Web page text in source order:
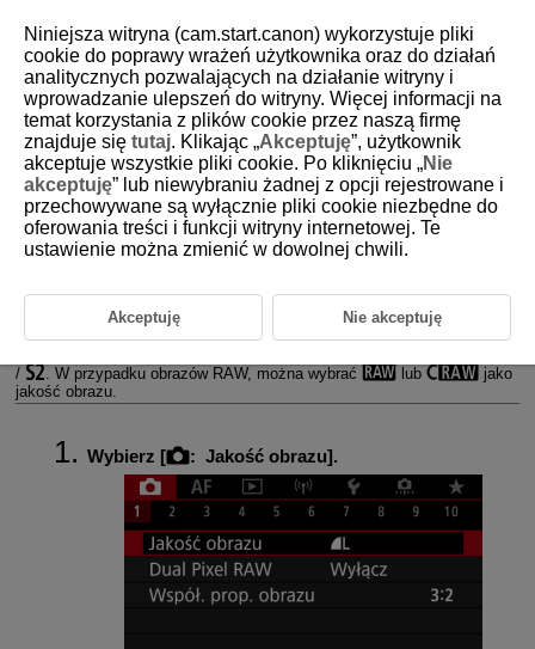
D180-054
Jakość obrazu
Obrazy RAW
Przewodnik po ustawieniach jakości obrazów
Maksymalna liczba zdjęć seryjnych
Użytkownik może określić liczbę pikseli i jakość obrazu. Opcje jakości
/
. W przypadku obrazów RAW, można wybrać lub
jako
jakość obrazu.
Wybierz [ : Jakość obrazu].
Niniejsza witryna (cam.start.canon) wykorzystuje pliki
cookie do poprawy wrażeń użytkownika oraz do działań
analitycznych pozwalających na działanie witryny i
wprowadzanie ulepszeń do witryny. Więcej informacji na
temat korzystania z plików cookie przez naszą firmę
znajduje się tutaj. Klikając „Akceptuję”, użytkownik
akceptuje wszystkie pliki cookie. Po kliknięciu „Nie
akceptuję” lub niewybraniu żadnej z opcji rejestrowane i
przechowywane są wyłącznie pliki cookie niezbędne do
oferowania treści i funkcji witryny internetowej. Te
ustawienie można zmienić w dowolnej chwili.
Akceptuję Nie akceptuję